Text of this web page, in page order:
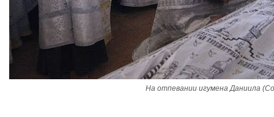
На отпевании игумена Даниила